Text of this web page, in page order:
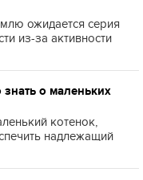
ожидается серия
из-за активности
о маленьких
котенок,
надлежащий